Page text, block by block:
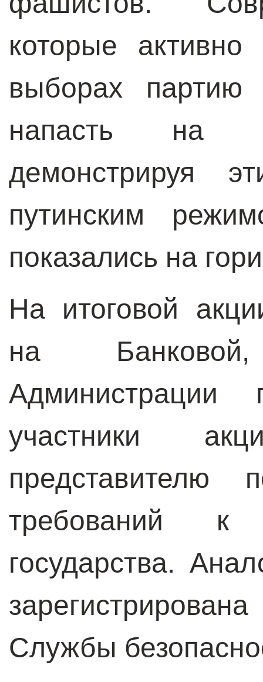
которые
выборах партию
напасть на
демонстрируя
путинским
показались на
На итоговой
на
Администрации
участники
представителю
требований к
государства.
Службы